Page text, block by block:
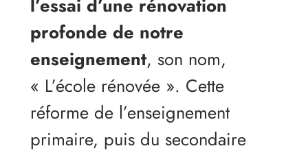
l’essai d’une rénovation
profonde de notre
enseignement, son nom,
« L’école rénovée ». Cette
réforme de l’enseignement
primaire, puis du secondaire